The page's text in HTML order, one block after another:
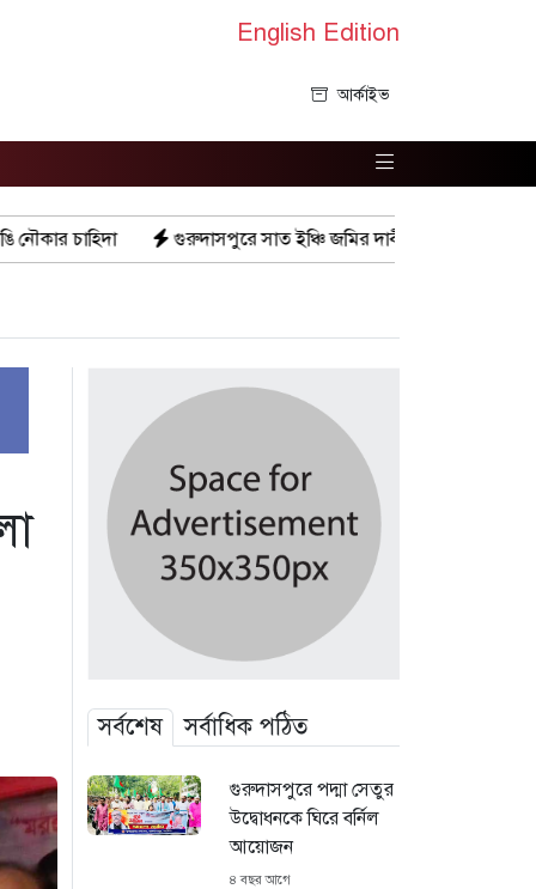
English Edition
আর্কাইভ
গুরুদাসপুরে সাত ইঞ্চি জমির দাবীতে দুই মামলা-হয়রানীর অভিযোগ
সর্বশেষ সর্বাধিক পঠিত
গুরুদাসপুরে পদ্মা সেতুর
উদ্বোধনকে ঘিরে বর্নিল
আয়োজন
৪ বছর আগে